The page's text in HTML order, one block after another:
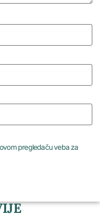
pregledaču veba za